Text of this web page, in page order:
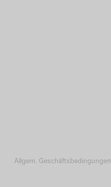
Allgem. Geschäftsbedingungen